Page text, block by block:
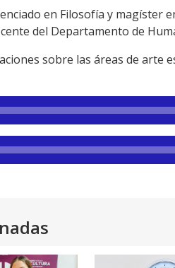
en Filosofía y magíster
del Departamento de
sobre las áreas de arte